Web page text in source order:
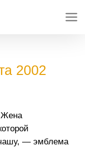
2002
Жена
— эмблема